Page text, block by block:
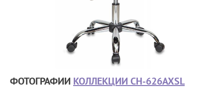
ФОТОГРАФИИ КОЛЛЕКЦИИ CH-626AXSL